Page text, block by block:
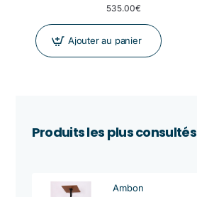
535.00€
Ajouter au panier
Produits les plus consultés
Ambon